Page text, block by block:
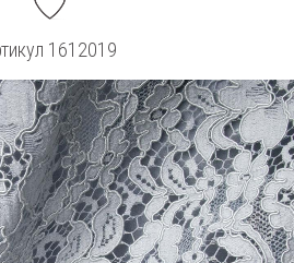
1612019